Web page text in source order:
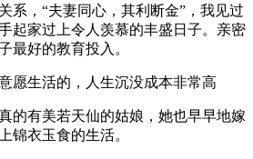
系，“夫妻同心，其利断金”，我见过
起家过上令人羡慕的丰盛日子。亲密
最好的教育投入。
愿生活的，人生沉没成本非常高
的有美若天仙的姑娘，她也早早地嫁
锦衣玉食的生活。